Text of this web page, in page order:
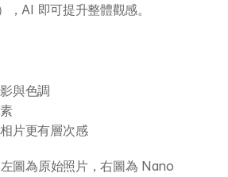
，AI 即可提升整體觀感。
與色調
片更有層次感
圖為原始照片，右圖為 Nano